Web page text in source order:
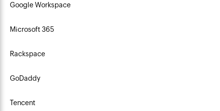
Google Workspace
Microsoft 365
Rackspace
GoDaddy
Tencent